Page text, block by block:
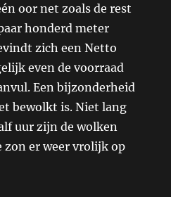
oor net zoals de rest
honderd meter
zich een Netto
even de voorraad
Een bijzonderheid
bewolkt is. Niet lang
uur zijn de wolken
zon er weer vrolijk op